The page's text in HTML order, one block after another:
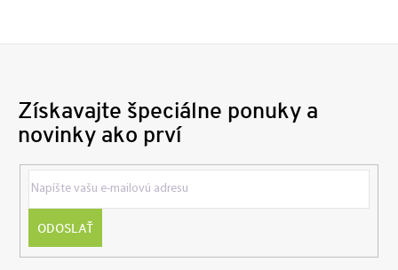
Získavajte špeciálne ponuky a
novinky ako prví
ODOSLAŤ